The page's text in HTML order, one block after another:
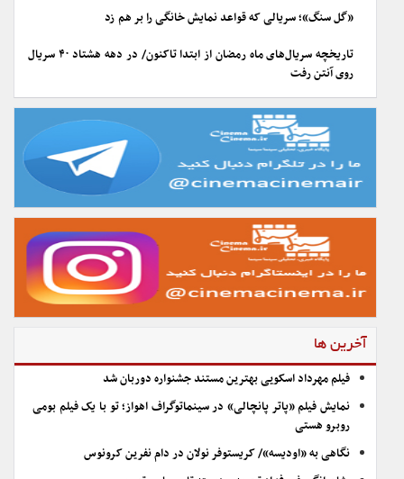
«گل سنگ»؛ سریالی که قواعد نمایش خانگی را بر هم زد
تاریخچه سریال‌های ماه رمضان از ابتدا تاکنون/ در دهه هشتاد ۴۰ سریال
روی آنتن رفت
آخرین ها
فیلم مهرداد اسکویی بهترین مستند جشنواره دوربان شد
نمایش فیلم «پاتر پانچالی» در سینماتوگراف اهواز؛ تو با یک فیلم بومی
روبرو هستی
نگاهی به «اودیسه»/ کریستوفر نولان در دام نفرین کرونوس